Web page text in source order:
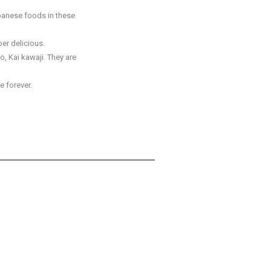
foods in these
delicious.
Kai kawaji. They are
forever.